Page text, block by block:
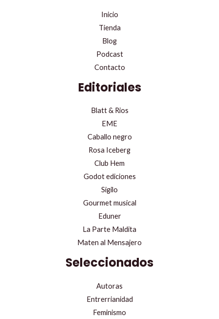
Inicio
Tienda
Blog
Podcast
Contacto
Editoriales
Blatt & Rios
EME
Caballo negro
Rosa Iceberg
Club Hem
Godot ediciones
Sigilo
Gourmet musical
Eduner
La Parte Maldita
Maten al Mensajero
Seleccionados
Autoras
Entrerrianidad
Feminismo